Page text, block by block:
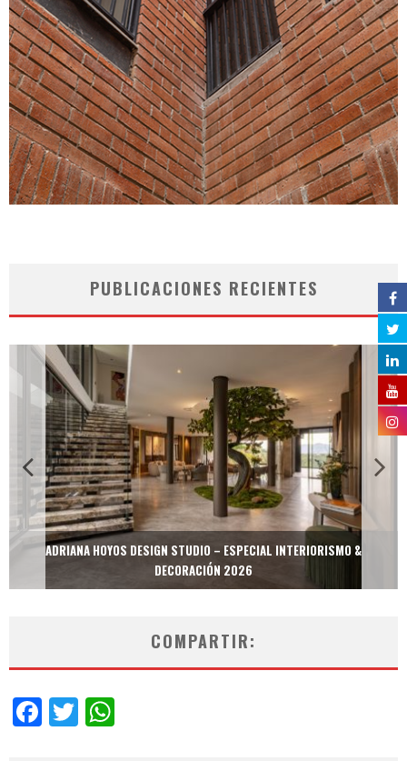
PUBLICACIONES RECIENTES
ADRIANA HOYOS DESIGN STUDIO – ESPECIAL INTERIORISMO &
DECORACIÓN 2026
COMPARTIR:
Facebook
Twitter